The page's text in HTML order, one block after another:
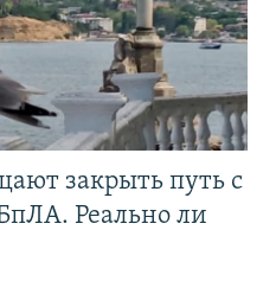
закрыть путь с
Реально ли